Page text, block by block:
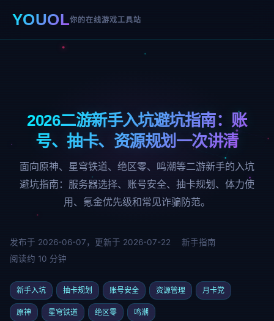
YOUOL你的在线游戏工具站
2026二游新手入坑避坑指南：账
号、抽卡、资源规划一次讲清
面向原神、星穹铁道、绝区零、鸣潮等二游新手的入坑
避坑指南：服务器选择、账号安全、抽卡规划、体力使
用、氪金优先级和常见诈骗防范。
发布于 2026-06-07，更新于 2026-07-22
新手指南
阅读约 10 分钟
新手入坑 抽卡规划 账号安全 资源管理 月卡党
原神 星穹铁道 绝区零 鸣潮